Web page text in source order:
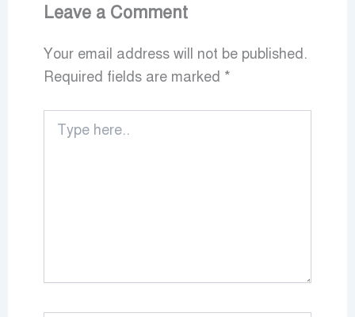
Leave a Comment
Your email address will not be published.
Required fields are marked *
here..